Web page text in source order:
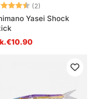
(2)
Yasei Shock